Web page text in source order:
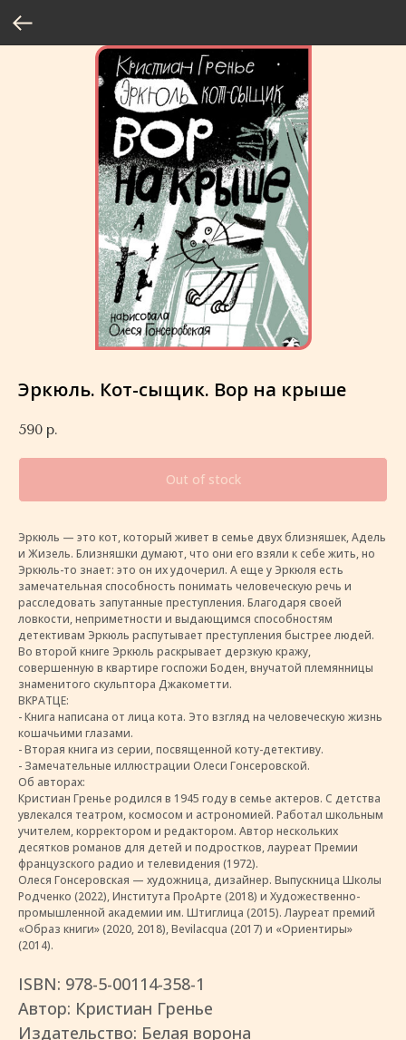
Эркюль. Кот-сыщик. Вор на крыше
590 р.
Out of stock
Эркюль — это кот, который живет в семье двух близняшек, Адель
и Жизель. Близняшки думают, что они его взяли к себе жить, но
Эркюль-то знает: это он их удочерил. А еще у Эркюля есть
замечательная способность понимать человеческую речь и
расследовать запутанные преступления. Благодаря своей
ловкости, неприметности и выдающимся способностям
детективам Эркюль распутывает преступления быстрее людей.
Во второй книге Эркюль раскрывает дерзкую кражу,
совершенную в квартире госпожи Боден, внучатой племянницы
знаменитого скульптора Джакометти.
ВКРАТЦЕ:
- Книга написана от лица кота. Это взгляд на человеческую жизнь
кошачьими глазами.
- Вторая книга из серии, посвященной коту-детективу.
- Замечательные иллюстрации Олеси Гонсеровской.
Об авторах:
Кристиан Гренье родился в 1945 году в семье актеров. С детства
увлекался театром, космосом и астрономией. Работал школьным
учителем, корректором и редактором. Автор нескольких
десятков романов для детей и подростков, лауреат Премии
французского радио и телевидения (1972).
Олеся Гонсеровская — художница, дизайнер. Выпускница Школы
Родченко (2022), Института ПроАрте (2018) и Художественно-
промышленной академии им. Штиглица (2015). Лауреат премий
«Образ книги» (2020, 2018), Bevilacqua (2017) и «Ориентиры»
(2014).
ISBN: 978-5-00114-358-1
Автор: Кристиан Гренье
Издательство: Белая ворона